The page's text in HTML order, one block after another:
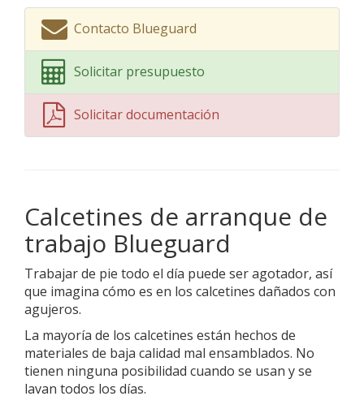
Contacto Blueguard
Solicitar presupuesto
Solicitar documentación
Calcetines de arranque de
trabajo Blueguard
Trabajar de pie todo el día puede ser agotador, así
que imagina cómo es en los calcetines dañados con
agujeros.
La mayoría de los calcetines están hechos de
materiales de baja calidad mal ensamblados. No
tienen ninguna posibilidad cuando se usan y se
lavan todos los días.